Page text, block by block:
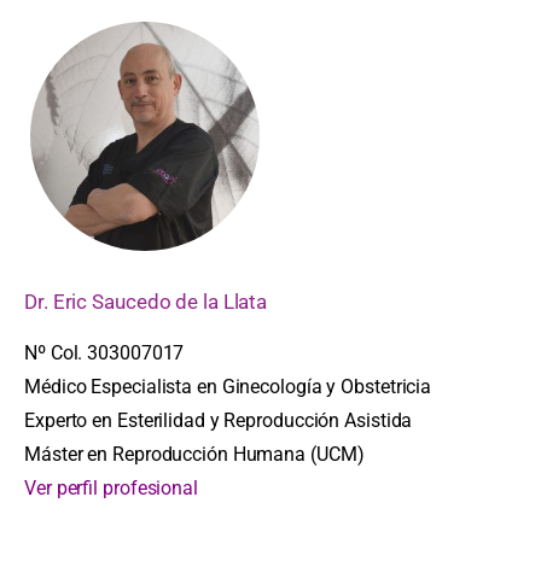
Dr. Eric Saucedo de la Llata
Nº Col. 303007017
Médico Especialista en Ginecología y Obstetricia
Experto en Esterilidad y Reproducción Asistida
Máster en Reproducción Humana (UCM)
Ver perfil profesional